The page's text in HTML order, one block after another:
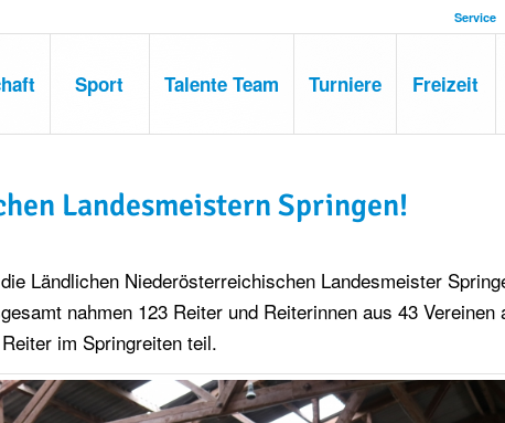
Service
Sport Talente Team Turniere Freizeit
Landesmeistern Springen!
Ländlichen Niederösterreichischen Landesmeister
nahmen 123 Reiter und Reiterinnen aus 43 Vereinen
im Springreiten teil.